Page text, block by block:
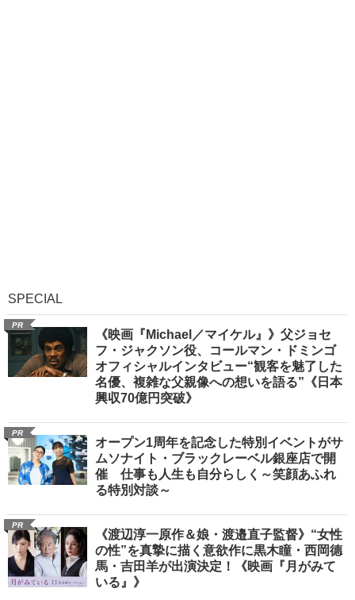
SPECIAL
PR
《映画『Michael／マイケル』》父ジョセ
フ・ジャクソン役、コールマン・ドミンゴ
オフィシャルインタビュー“観客を魅了した
名優、複雑な父親像への想いを語る”《日本
興収70億円突破》
PR
オープン1周年を記念した特別イベントがサ
ムソナイト・ブラックレーベル銀座店で開
催 仕事も人生も自分らしく～笑顔あふれ
る特別対談～
PR
《渡辺淳一原作＆娘・渡邉直子監督》“女性
の性”を真摯に描く意欲作に黒木瞳・西岡德
馬・吉田羊が出演決定！《映画『月がみて
いる』》